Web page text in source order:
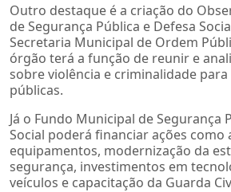
Outro destaque é a criação do
de Segurança Pública e Defesa
Secretaria Municipal de Ordem
órgão terá a função de reunir e
sobre violência e criminalidade
públicas.
Já o Fundo Municipal de Segurança
Social poderá financiar ações como
equipamentos, modernização da
segurança, investimentos em
veículos e capacitação da Guarda